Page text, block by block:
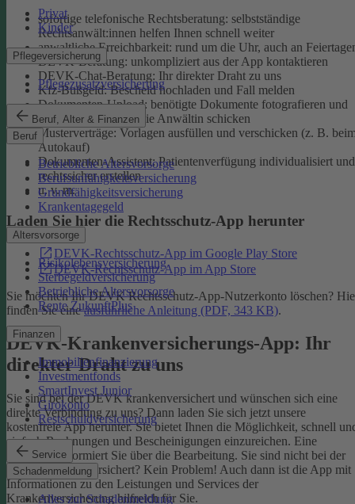
Privat
Kinder
Pflegeversicherung
Pflegezusatzversicherung
Beruf, Alter & Finanzen
Beruf
Betriebliche Altersvorsorge
Berufsunfähigkeitsversicherung
Grundfähigkeitsversicherung
Krankentagegeld
Altersvorsorge
Risikolebensversicherung
Sterbegeldversicherung
Betriebliche Altersvorsorge
Rente ZukunftPlus
Finanzen
Immobilienfinanzierung
Investmentfonds
SmartInvest Junior
Girokonto
Restschuldversicherung
Service
Schadenmeldung
Alles zur Schadenmeldung
sofortige telefonische Rechtsberatung: selbstständige
Rechtsanwält:innen helfen Ihnen schnell weiter
anwaltliche Erreichbarkeit: rund um die Uhr, auch an
DEVK-Beratung: unkompliziert aus der App kontaktieren
DEVK-Chat-Beratung: Ihr direkter Draht zu uns
Kfz-Bußgeld: Bescheid hochladen und Fall melden
Dokumenten-Upload: benötigte Dokumente fotografieren und
an den Anwalt oder die Anwältin schicken
Musterverträge: Vorlagen ausfüllen und verschicken (z. B.
Autokauf)
Dokumenten-Assistent: Patientenverfügung individualisiert und
rechtssicher erstellen
u. v. m.
Laden Sie hier die Rechtsschutz-App herunter
DEVK-Rechtsschutz-App im Google Play Store
DEVK-Rechtsschutz-App im App Store
Sie möchten Ihr DEVK Rechtsschutz-App-Nutzerkonto löschen?
finden Sie eineausführliche Anleitung (PDF, 343 KB).
DEVK-Krankenversicherungs-App: Ihr
direkter Draht zu uns
Sie sind bei der DEVK krankenversichert und wünschen sich eine
direkte Verbindung zu uns? Dann laden Sie sich jetzt unsere
kostenfreie App herunter. Sie bietet Ihnen die Möglichkeit, schnell
einfach Rechnungen und Bescheinigungen einzureichen. Eine
Nachricht informiert Sie über die Bearbeitung. Sie sind nicht bei der
DEVK krankenversichert? Kein Problem! Auch dann ist die App mit
Informationen zu den Leistungen und Services der
Krankenversicherung hilfreich für Sie.